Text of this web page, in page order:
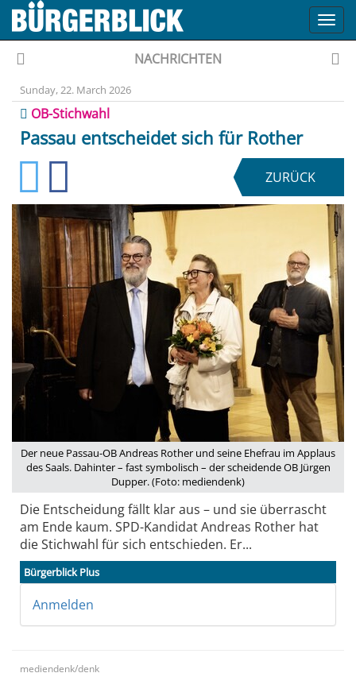
NACHRICHTEN
Sunday, 22. March 2026
OB-Stichwahl
Passau entscheidet sich für Rother
ZURÜCK
Der neue Passau-OB Andreas Rother und seine Ehefrau im Applaus
des Saals. Dahinter – fast symbolisch – der scheidende OB Jürgen
Dupper. (Foto: mediendenk)
Die Entscheidung fällt klar aus – und sie überrascht
am Ende kaum. SPD-Kandidat Andreas Rother hat
die Stichwahl für sich entschieden. Er...
Bürgerblick Plus
Anmelden
mediendenk/denk